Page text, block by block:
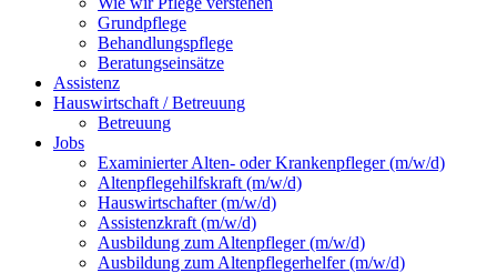
Grundpflege
Behandlungspflege
Beratungseinsätze
Assistenz
Hauswirtschaft / Betreuung
Betreuung
Jobs
Examinierter Alten- oder Krankenpfleger (m/w/d)
Altenpflegehilfskraft (m/w/d)
Hauswirtschafter (m/w/d)
Assistenzkraft (m/w/d)
Ausbildung zum Altenpfleger (m/w/d)
Ausbildung zum Altenpflegerhelfer (m/w/d)